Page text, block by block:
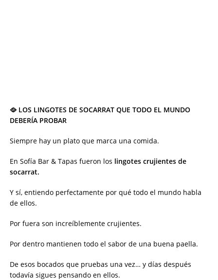
🥘 LOS LINGOTES DE SOCARRAT QUE TODO EL MUNDO
DEBERÍA PROBAR
Siempre hay un plato que marca una comida.
En Sofía Bar & Tapas fueron los lingotes crujientes de
socarrat.
Y sí, entiendo perfectamente por qué todo el mundo habla
de ellos.
Por fuera son increíblemente crujientes.
Por dentro mantienen todo el sabor de una buena paella.
De esos bocados que pruebas una vez… y días después
todavía sigues pensando en ellos.